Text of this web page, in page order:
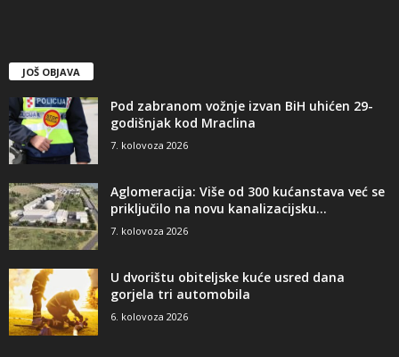
JOŠ OBJAVA
Pod zabranom vožnje izvan BiH uhićen 29-
godišnjak kod Mraclina
7. kolovoza 2026
Aglomeracija: Više od 300 kućanstava već se
priključilo na novu kanalizacijsku...
7. kolovoza 2026
U dvorištu obiteljske kuće usred dana
gorjela tri automobila
6. kolovoza 2026